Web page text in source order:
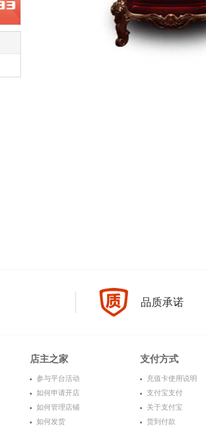
品质承诺
店主之家
参与平台活动
如何申请开店
如何管理店铺
如何发货
支付方式
充值卡使用说明
支付宝支付
关于支付宝
货到付款